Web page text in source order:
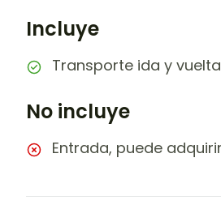
Incluye
Transporte ida y
No incluye
Entrada, puede